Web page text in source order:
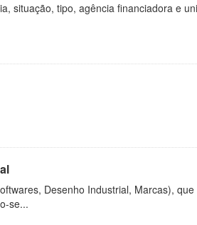
situação, tipo, agência financiadora e
Desenho Industrial, Marcas),
se...